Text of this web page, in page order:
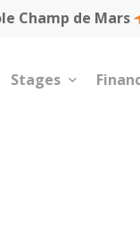
Champ de Mars
Stages